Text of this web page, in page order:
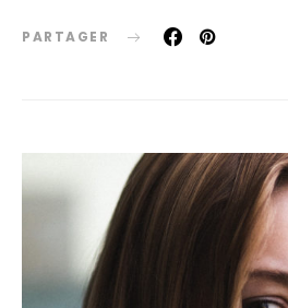
PARTAGER